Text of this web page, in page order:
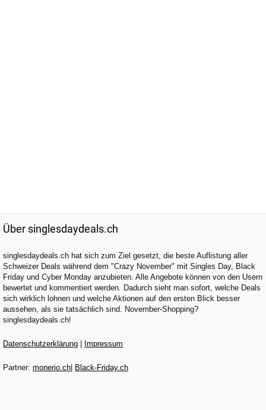
Über singlesdaydeals.ch
singlesdaydeals.ch hat sich zum Ziel gesetzt, die beste Auflistung aller
Schweizer Deals während dem "Crazy November" mit Singles Day, Black
Friday und Cyber Monday anzubieten. Alle Angebote können von den Usern
bewertet und kommentiert werden. Dadurch sieht man sofort, welche Deals
sich wirklich lohnen und welche Aktionen auf den ersten Blick besser
aussehen, als sie tatsächlich sind. November-Shopping?
singlesdaydeals.ch!
Datenschutzerklärung Impressum
Partner: monerio.ch Black-Friday.ch